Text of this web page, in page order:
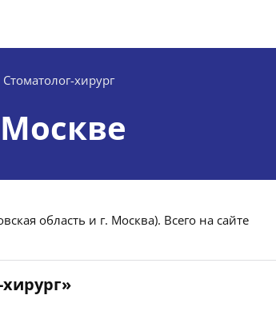
Стоматолог-хирург
область и г. Москва). Всего на сайте